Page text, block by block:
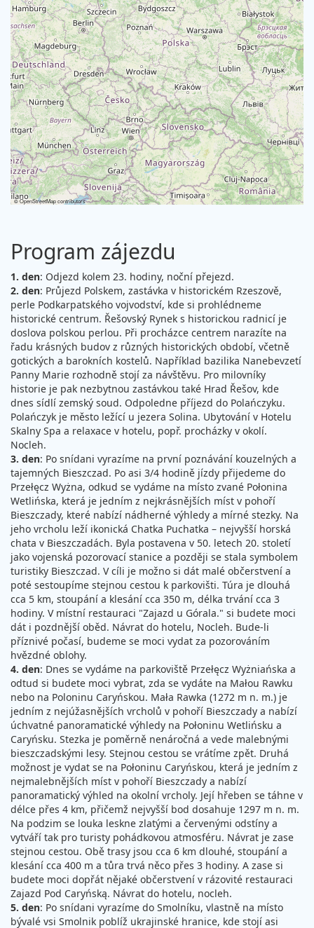
©OpenStreetMapcontributors
Program zájezdu
1. den: Odjezd kolem 23. hodiny, noční přejezd.
2. den: Průjezd Polskem, zastávka v historickém Rzeszově,
perle Podkarpatského vojvodství, kde si prohlédneme
historické centrum. Řešovský Rynek s historickou radnicí je
doslova polskou perlou. Při procházce centrem narazíte na
řadu krásných budov z různých historických období, včetně
gotických a barokních kostelů. Například bazilika Nanebevzetí
Panny Marie rozhodně stojí za návštěvu. Pro milovníky
historie je pak nezbytnou zastávkou také Hrad Řešov, kde
dnes sídlí zemský soud. Odpoledne příjezd do Polańczyku.
Polańczyk je město ležící u jezera Solina. Ubytování v Hotelu
Skalny Spa a relaxace v hotelu, popř. procházky v okolí.
Nocleh.
3. den: Po snídani vyrazíme na první poznávání kouzelných a
tajemných Bieszczad. Po asi 3/4 hodině jízdy přijedeme do
Przełęcz Wyżna, odkud se vydáme na místo zvané Połonina
Wetlińska, která je jedním z nejkrásnějších míst v pohoří
Bieszczady, které nabízí nádherné výhledy a mírné stezky. Na
jeho vrcholu leží ikonická Chatka Puchatka – nejvyšší horská
chata v Bieszczadách. Byla postavena v 50. letech 20. století
jako vojenská pozorovací stanice a později se stala symbolem
turistiky Bieszczad. V cíli je možno si dát malé občerstvení a
poté sestoupíme stejnou cestou k parkovišti. Túra je dlouhá
cca 5 km, stoupání a klesání cca 350 m, délka trvání cca 3
hodiny. V místní restauraci "Zajazd u Górala." si budete moci
dát i pozdnější oběd. Návrat do hotelu, Nocleh. Bude-li
příznivé počasí, budeme se moci vydat za pozorováním
hvězdné oblohy.
4. den: Dnes se vydáme na parkoviště Przełęcz Wyżniańska a
odtud si budete moci vybrat, zda se vydáte na Małou Rawku
nebo na Poloninu Caryńskou. Mała Rawka (1272 m n. m.) je
jedním z nejúžasnějších vrcholů v pohoří Bieszczady a nabízí
úchvatné panoramatické výhledy na Połoninu Wetlińsku a
Caryńsku. Stezka je poměrně nenáročná a vede malebnými
bieszczadskými lesy. Stejnou cestou se vrátíme zpět. Druhá
možnost je vydat se na Połoninu Caryńskou, která je jedním z
nejmalebnějších míst v pohoří Bieszczady a nabízí
panoramatický výhled na okolní vrcholy. Její hřeben se táhne v
délce přes 4 km, přičemž nejvyšší bod dosahuje 1297 m n. m.
Na podzim se louka leskne zlatými a červenými odstíny a
vytváří tak pro turisty pohádkovou atmosféru. Návrat je zase
stejnou cestou. Obě trasy jsou cca 6 km dlouhé, stoupání a
klesání cca 400 m a tůra trvá něco přes 3 hodiny. A zase si
budete moci dopřát nějaké občerstvení v rázovité restauraci
Zajazd Pod Caryńską. Návrat do hotelu, nocleh.
5. den: Po snídani vyrazíme do Smolníku, vlastně na místo
bývalé vsi Smolnik poblíž ukrajinské hranice, kde stojí asi